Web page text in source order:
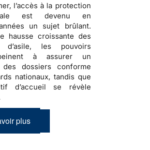
l’accès à la protection
est devenu en
un sujet brûlant.
hausse croissante des
d’asile, les pouvoirs
à assurer un
des dossiers conforme
nationaux, tandis que
d’accueil se révèle
plus